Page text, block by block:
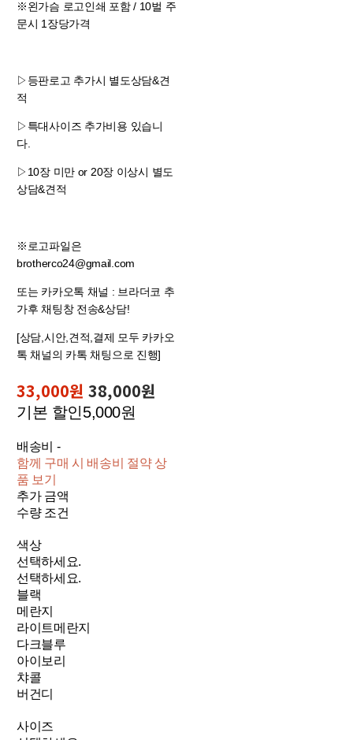
※왼가슴 로고인쇄 포함 / 10벌 주
문시 1장당가격
▷등판로고 추가시 별도상담&견
적
▷특대사이즈 추가비용 있습니
다.
▷10장 미만 or 20장 이상시 별도
상담&견적
※로고파일은
brotherco24@gmail.com
또는 카카오톡 채널 : 브라더코 추
가후 채팅창 전송&상담!
[상담,시안,견적,결제 모두 카카오
톡 채널의 카톡 채팅으로 진행]
33,000원 38,000원
기본 할인5,000원
배송비 -
함께 구매 시 배송비 절약 상
품 보기
추가 금액
수량 조건
색상
선택하세요.
선택하세요.
블랙
메란지
라이트메란지
다크블루
아이보리
챠콜
버건디
사이즈